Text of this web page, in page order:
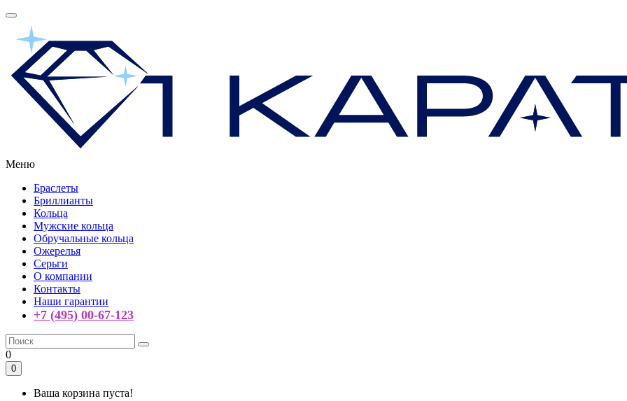
Меню
Браслеты
Бриллианты
Кольца
Мужские кольца
Обручальные кольца
Ожерелья
Серьги
О компании
Контакты
Наши гарантии
+7 (495) 00-67-123
0
0
Ваша корзина пуста!